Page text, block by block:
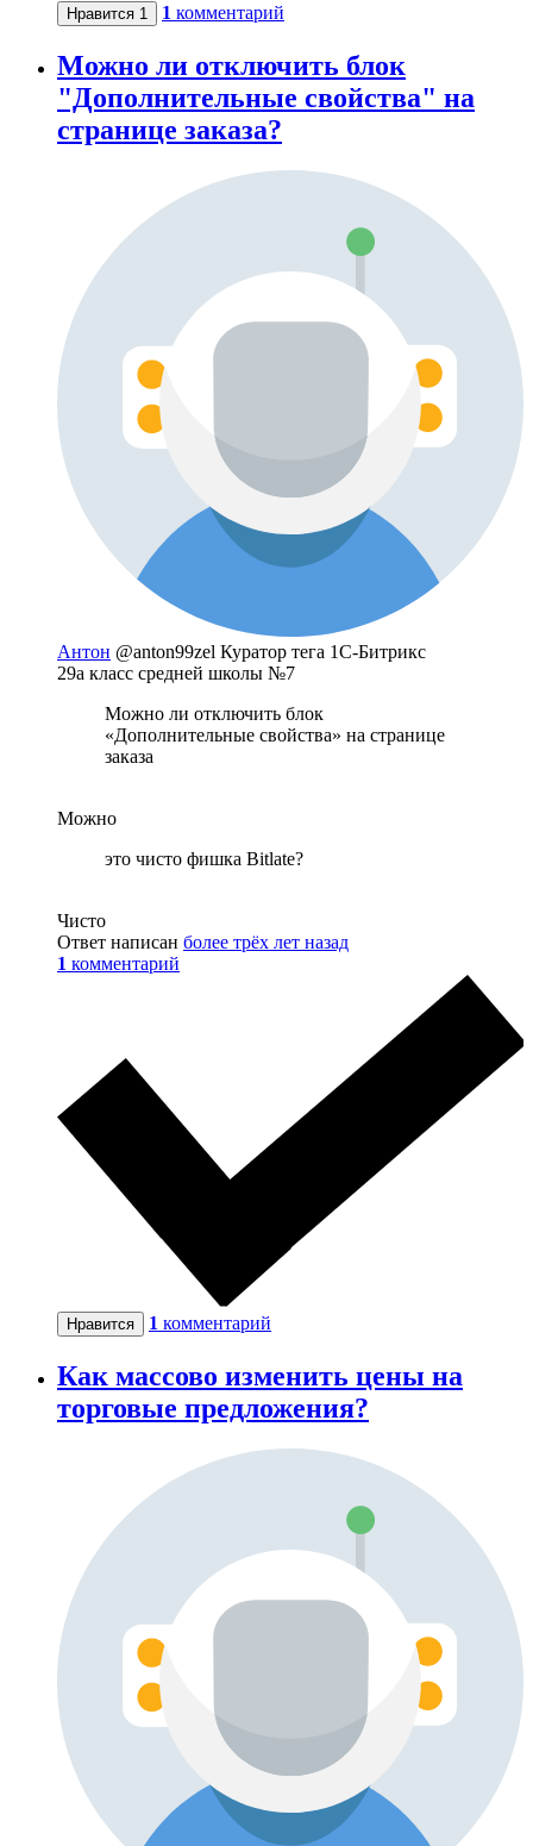
Нравится 1 1 комментарий
Можно ли отключить блок
"Дополнительные свойства" на
странице заказа?
Антон @anton99zel Куратор тега 1С-Битрикс
29а класс средней школы №7
Можно ли отключить блок
«Дополнительные свойства» на странице
заказа
Можно
это чисто фишка Bitlate?
Чисто
Ответ написан более трёх лет назад
1 комментарий
Нравится 1 комментарий
Как массово изменить цены на
торговые предложения?